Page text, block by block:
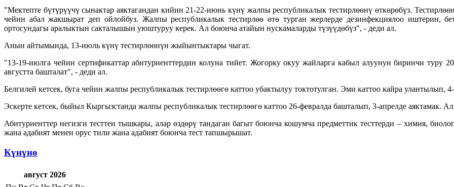
"Мектепте бүтүрүүчү сынактар аяктагандан кийин 21-22-июнь күнү жалпы республикалык тестирлөөнү өткөрөбүз.
чейин абал жакшырат деп ойлойбуз. Жалпы республикалык тестирлөө өтө турган жерлерде дезинфекциялоо иштерин,
ортосундагы аралыктын сакталышын уюштуруу керек. Ал боюнча атайын нускамаларды түзүүдөбүз", - деди ал.
Анын айтымында, 13-июль күнү тестирлөөнүн жыйынтыктары чыгат.
"13-19-июлга чейин сертификаттар абитуриенттердин колуна тийет. Жогорку окуу жайларга кабыл алуунун биринчи
августта башталат", - деди ал.
Белгилей кетсек, буга чейин жалпы республикалык тестирлөөгө каттоо убактылуу токтотулган. Эми каттоо кайра улантылып,
Эскерте кетсек, быйыл Кыргызстанда жалпы республикалык тестирлөөгө каттоо 26-февралда башталып, 3-апрелде аяктамак.
Абитуриенттер негизги тесттен тышкары, алар өздөрү тандаган багыт боюнча кошумча предметтик тесттерди – химия,
жана адабият менен орус тили жана адабият боюнча тест тапшырышат.
Күнүнө
август 2026